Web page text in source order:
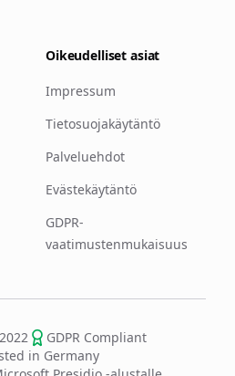
Oikeudelliset asiat
Impressum
Tietosuojakäytäntö
Palveluehdot
Evästekäytäntö
GDPR-
vaatimustenmukaisuus
GDPR Compliant
in Germany